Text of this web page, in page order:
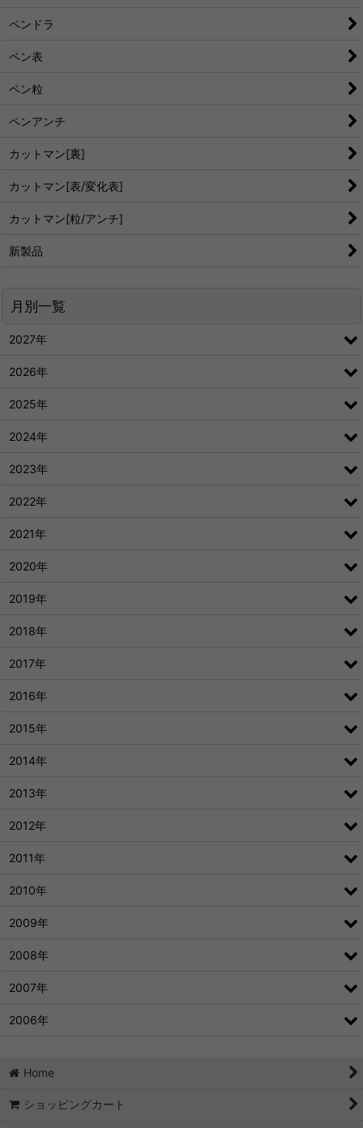
ペンドラ
ペン表
ペン粒
ペンアンチ
カットマン[裏]
カットマン[表/変化表]
カットマン[粒/アンチ]
新製品
月別一覧
2027年
2026年
2025年
2024年
2023年
2022年
2021年
2020年
2019年
2018年
2017年
2016年
2015年
2014年
2013年
2012年
2011年
2010年
2009年
2008年
2007年
2006年
Home
ショッピングカート